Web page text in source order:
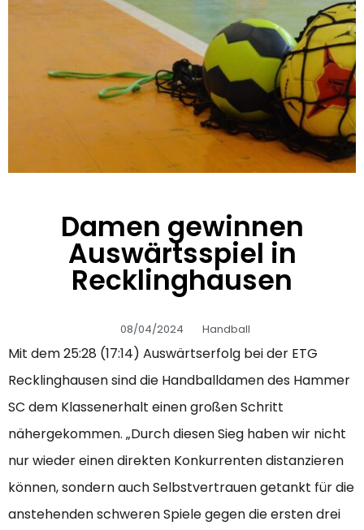
Damen gewinnen
Auswärtsspiel in
Recklinghausen
08/04/2024 Handball
Mit dem 25:28 (17:14) Auswärtserfolg bei der ETG
Recklinghausen sind die Handballdamen des Hammer
SC dem Klassenerhalt einen großen Schritt
nähergekommen. „Durch diesen Sieg haben wir nicht
nur wieder einen direkten Konkurrenten distanzieren
können, sondern auch Selbstvertrauen getankt für die
anstehenden schweren Spiele gegen die ersten drei